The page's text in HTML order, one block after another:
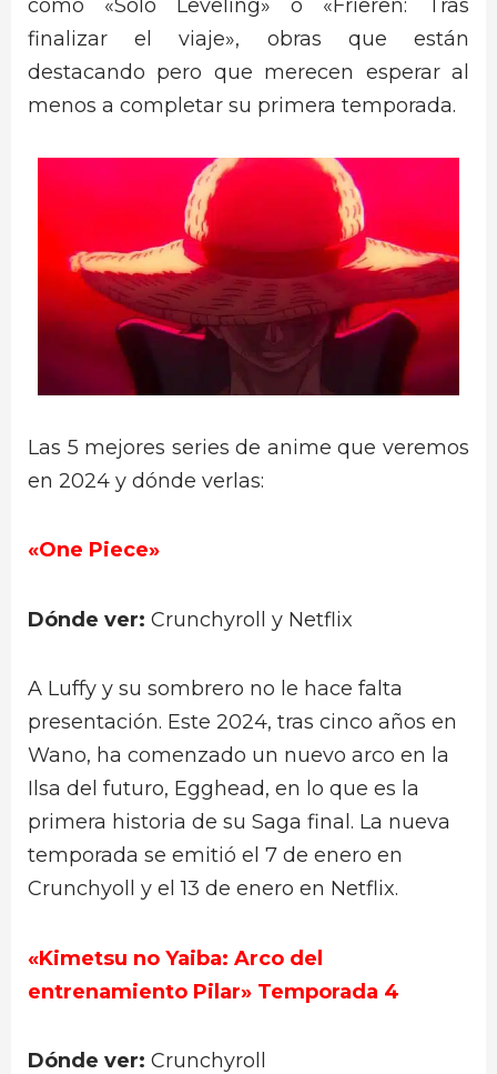
como «Solo Leveling» o «Frieren: Tras
finalizar el viaje», obras que están
destacando pero que merecen esperar al
menos a completar su primera temporada.
Las 5 mejores series de anime que veremos
en 2024 y dónde verlas:
«One Piece»
Dónde ver: Crunchyroll y Netflix
A Luffy y su sombrero no le hace falta
presentación. Este 2024, tras cinco años en
Wano, ha comenzado un nuevo arco en la
Ilsa del futuro, Egghead, en lo que es la
primera historia de su Saga final. La nueva
temporada se emitió el 7 de enero en
Crunchyoll y el 13 de enero en Netflix.
«Kimetsu no Yaiba: Arco del
entrenamiento Pilar» Temporada 4
Dónde ver: Crunchyroll